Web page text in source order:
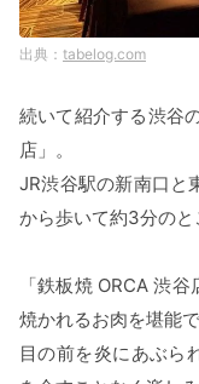
tabelog.com
続いて紹介する渋谷
店」。
JR渋谷駅の新南口と
から歩いて約3分のと
「鉄板焼 ORCA 渋
焼かれるお肉を堪能
目の前を炎にあぶら